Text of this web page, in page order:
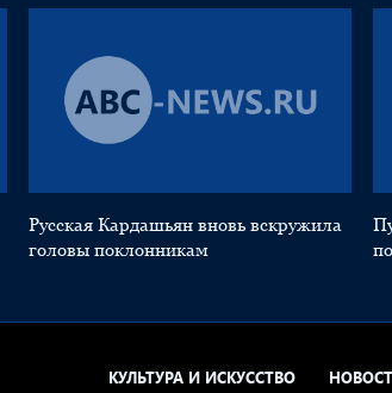
Русская Кардашьян вновь вскружила
головы поклонникам
КУЛЬТУРА И ИСКУССТВО